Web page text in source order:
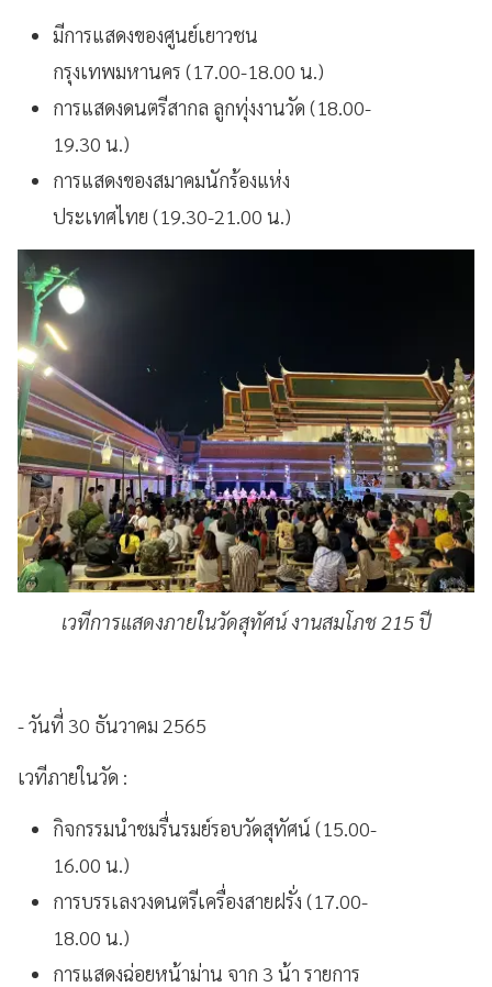
มีการแสดงของศูนย์เยาวชน
กรุงเทพมหานคร (17.00-18.00 น.)
การแสดงดนตรีสากล ลูกทุ่งงานวัด (18.00-
19.30 น.)
การแสดงของสมาคมนักร้องแห่ง
ประเทศไทย (19.30-21.00 น.)
เวทีการแสดงภายในวัดสุทัศน์ งานสมโภช 215 ปี
- วันที่ 30 ธันวาคม 2565
เวทีภายในวัด :
กิจกรรมนำชมรื่นรมย์รอบวัดสุทัศน์ (15.00-
16.00 น.)
การบรรเลงวงดนตรีเครื่องสายฝรั่ง (17.00-
18.00 น.)
การแสดงฉ่อยหน้าม่าน จาก 3 น้า รายการ